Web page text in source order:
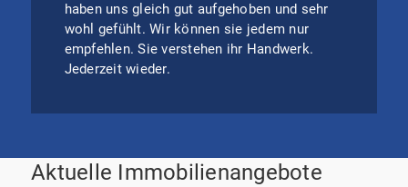
haben uns gleich gut aufgehoben und sehr
wohl gefühlt. Wir können sie jedem nur
empfehlen. Sie verstehen ihr Handwerk.
Jederzeit wieder.
Aktuelle Immobilienangebote